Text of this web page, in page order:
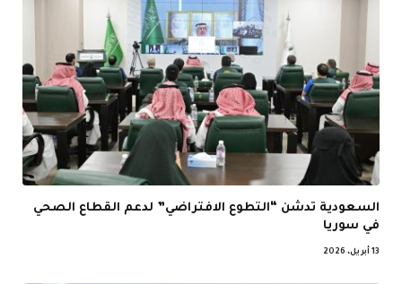
السعودية تدشن “التطوع الافتراضي” لدعم القطاع الصحي
في سوريا
13 أبريل، 2026